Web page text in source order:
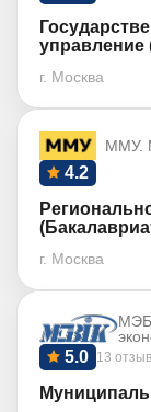
управление
г. Москва
ММУ.
4.2
г. Москва
13
5.0